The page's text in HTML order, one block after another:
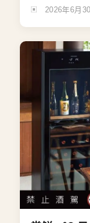
2026年6月